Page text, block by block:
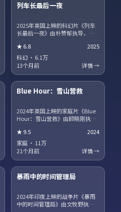
NEW
列车长最后一夜
2025年英国上映的科幻片《列车
长最后一夜》由朴赞郁执导，蒂
腾领衔主演。影片聚焦小人物在
时代洪流中的抉择，细节写实，
人物弧光完整。剧情信息含剧透
保护，建议先观看正片再浏览讨
★6.8
2025
科幻 · 6.1万
13个月前
详情 →
获奖
45集全
Blue Hour：雪山营救
2024年英国上映的家庭片《Blue
Hour：雪山营救》由顾晓刚执
衔主演。跨国追凶贯穿全片，动
作场面利落，文戏同样扎实。站
内提供多清晰度选择，观影体验
稳定流畅。
★9.5
2024
家庭 · 11万
21个月前
详情 →
NEW
13集全
暴雨中的时间管理局
2024年印度上映的战争片《暴雨
中的时间管理局》由文牧野执